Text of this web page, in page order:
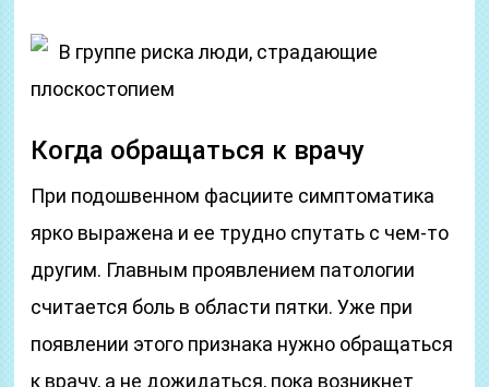
В группе риска люди, страдающие
плоскостопием
Когда обращаться к врачу
При подошвенном фасциите симптоматика
ярко выражена и ее трудно спутать с чем-то
другим. Главным проявлением патологии
считается боль в области пятки. Уже при
появлении этого признака нужно обращаться
к врачу, а не дожидаться, пока возникнет